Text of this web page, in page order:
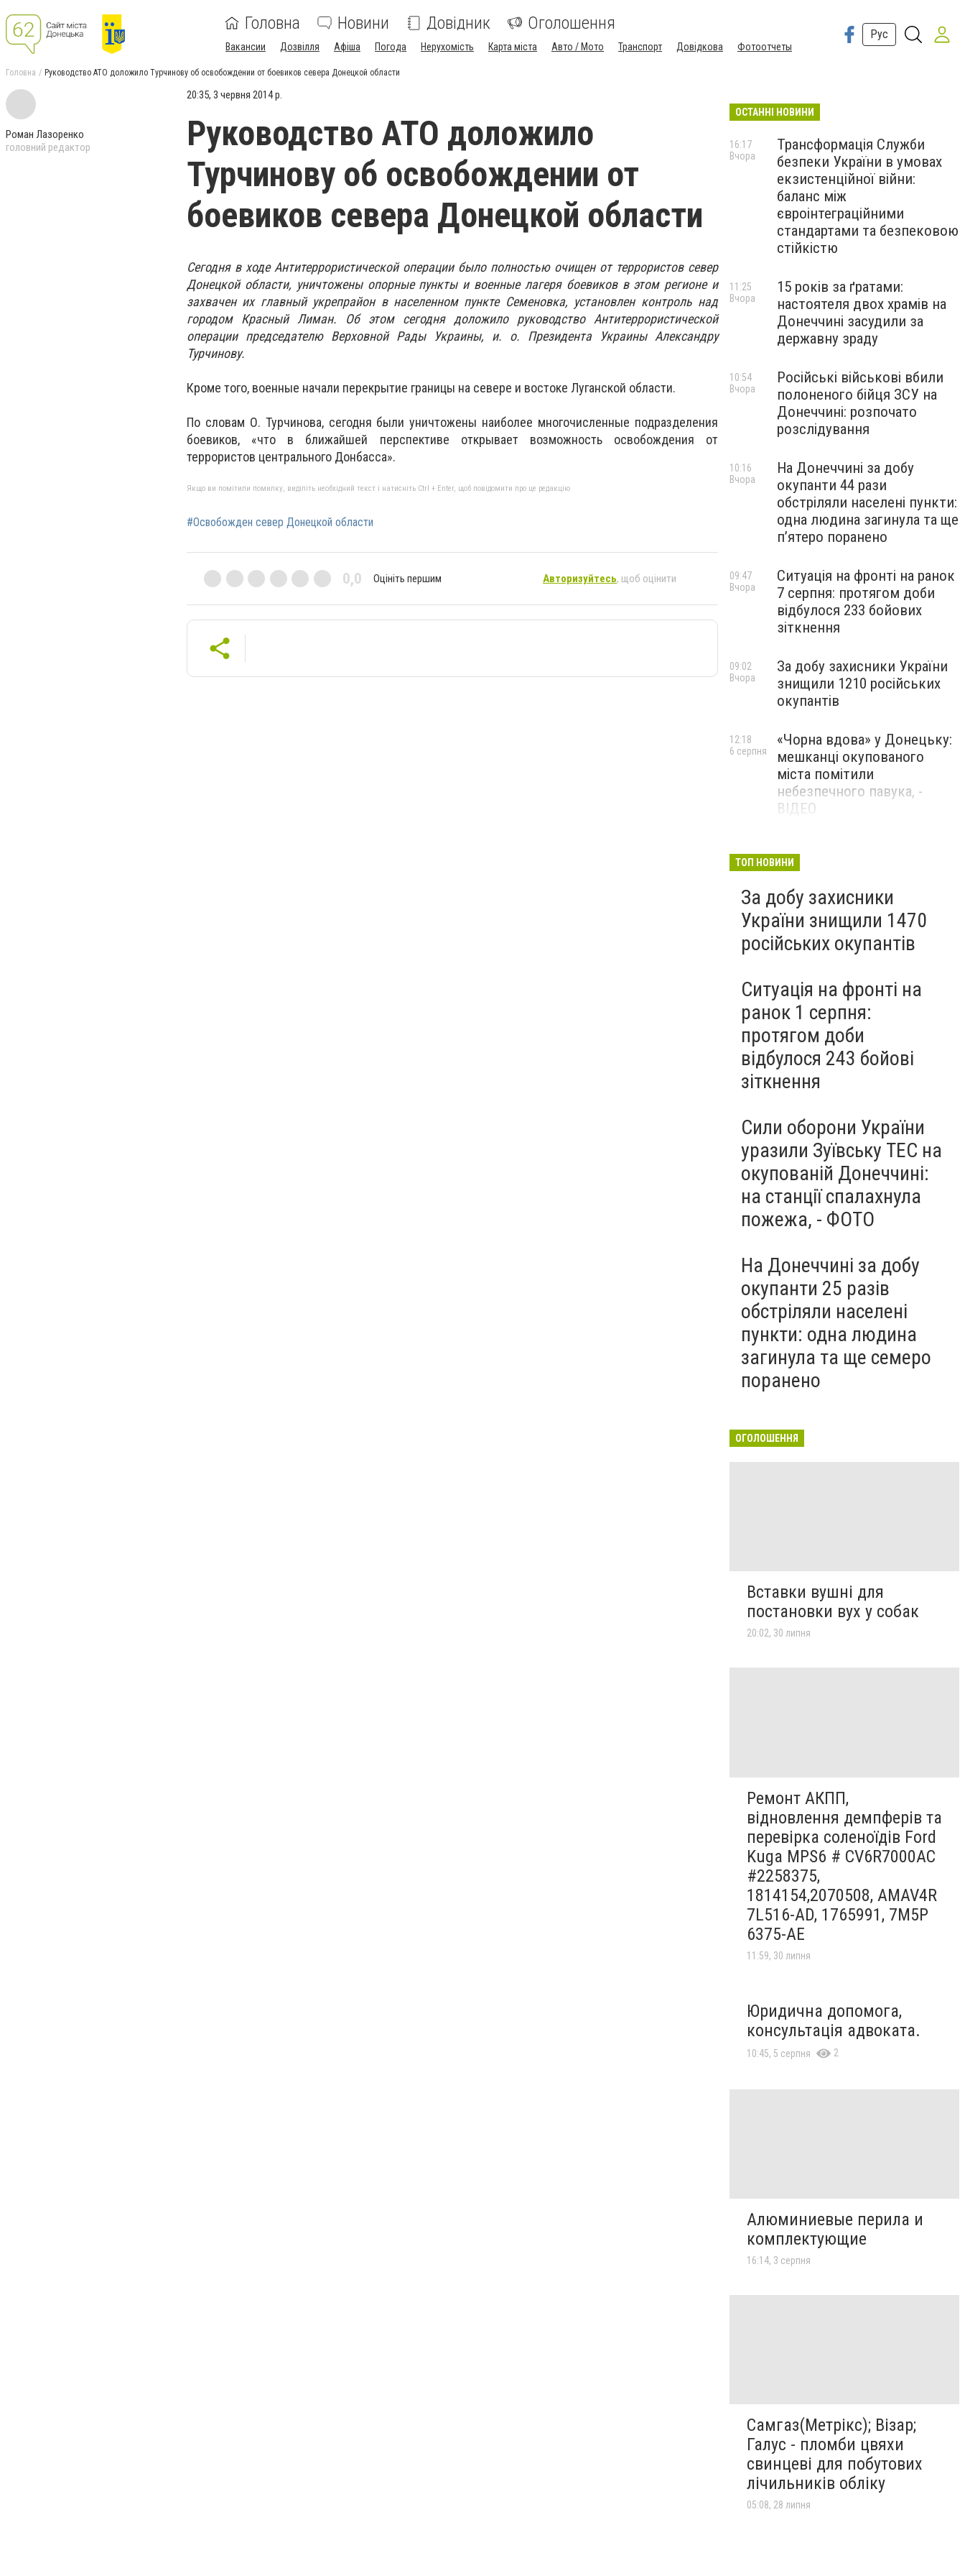
Головна Новини Довідник Оголошення
Вакансии Дозвілля Афіша Погода Нерухомість Карта міста Авто / Мото Транспорт Довідкова Фотоотчеты
Рус
Головна Руководство АТО доложило Турчинову об освобождении от боевиков севера Донецкой области
Роман Лазоренко
головний редактор
20:35, 3 червня 2014 р.
Руководство АТО доложило
Турчинову об освобождении от
боевиков севера Донецкой области
Сегодня в ходе Антитеррористической операции было полностью очищен от террористов север
Донецкой области, уничтожены опорные пункты и военные лагеря боевиков в этом регионе и
захвачен их главный укрепрайон в населенном пункте Семеновка, установлен контроль над
городом Красный Лиман. Об этом сегодня доложило руководство Антитеррористической
операции председателю Верховной Рады Украины, и. о. Президента Украины Александру
Турчинову.
Кроме того, военные начали перекрытие границы на севере и востоке Луганской области.
По словам О. Турчинова, сегодня были уничтожены наиболее многочисленные подразделения
боевиков, «что в ближайшей перспективе открывает возможность освобождения от
террористов центрального Донбасса».
Якщо ви помітили помилку, виділіть необхідний текст і натисніть Ctrl + Enter, щоб повідомити про це редакцію
#Освобожден север Донецкой области
0,0 Оцініть першим Авторизуйтесь, щоб оцінити
ОСТАННІ НОВИНИ
Трансформація Служби
безпеки України в умовах
екзистенційної війни:
баланс між
євроінтеграційними
стандартами та безпековою
стійкістю
16:17
Вчора
15 років за ґратами:
настоятеля двох храмів на
Донеччині засудили за
державну зраду
11:25
Вчора
Російські військові вбили
полоненого бійця ЗСУ на
Донеччині: розпочато
розслідування
10:54
Вчора
На Донеччині за добу
окупанти 44 рази
обстріляли населені пункти:
одна людина загинула та ще
пʼятеро поранено
10:16
Вчора
Ситуація на фронті на ранок
7 серпня: протягом доби
відбулося 233 бойових
зіткнення
09:47
Вчора
За добу захисники України
знищили 1210 російських
окупантів
09:02
Вчора
«Чорна вдова» у Донецьку:
мешканці окупованого
міста помітили
небезпечного павука, -
ВІДЕО
12:18
6 серпня
засудили до 8 років
метадону
6 серпня
ТОП НОВИНИ
За добу захисники
України знищили 1470
російських окупантів
Ситуація на фронті на
ранок 1 серпня:
протягом доби
відбулося 243 бойові
зіткнення
Сили оборони України
уразили Зуївську ТЕС на
окупованій Донеччині:
на станції спалахнула
пожежа, - ФОТО
На Донеччині за добу
окупанти 25 разів
обстріляли населені
пункти: одна людина
загинула та ще семеро
поранено
ОГОЛОШЕННЯ
Вставки вушні для
постановки вух у собак
20:02, 30 липня
Ремонт АКПП,
відновлення демпферів та
перевірка соленоїдів Ford
Kuga MPS6 # CV6R7000AC
#2258375,
1814154,2070508, AMAV4R
7L516-AD, 1765991, 7M5P
6375-AE
11:59, 30 липня
Юридична допомога,
консультація адвоката.
10:45, 5 серпня 2
Алюминиевые перила и
комплектующие
16:14, 3 серпня
Самгаз(Метрікс); Візар;
Галус - пломби цвяхи
свинцеві для побутових
лічильників обліку
05:08, 28 липня